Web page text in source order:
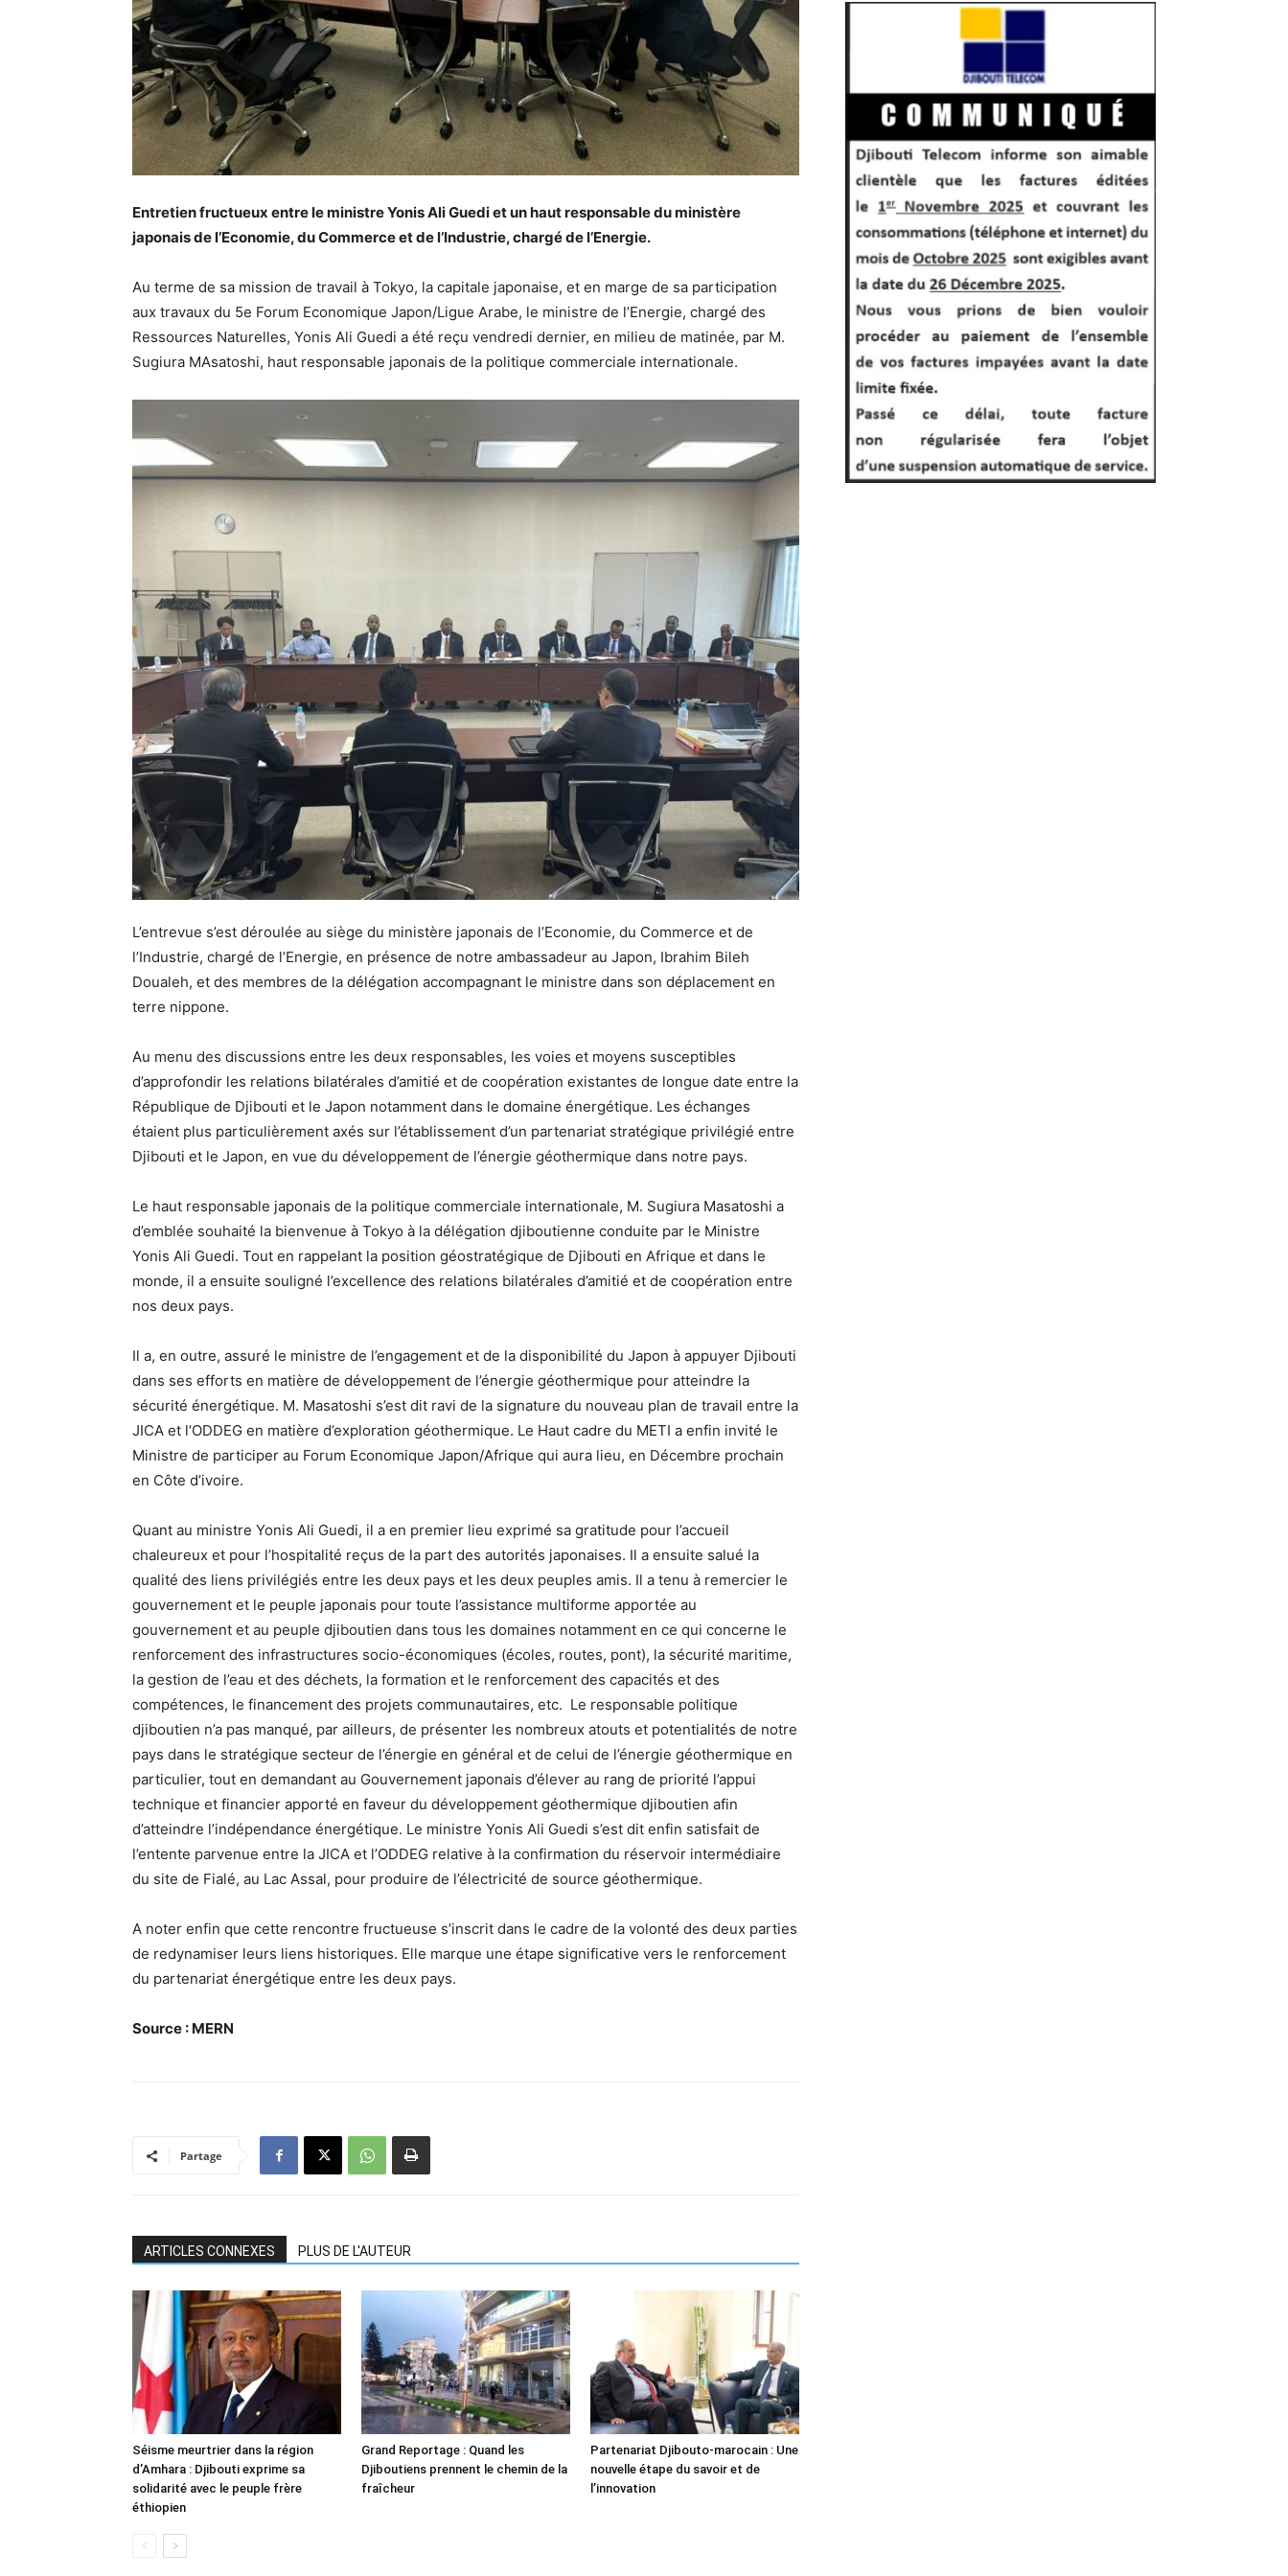
Entretien fructueux entre le ministre Yonis Ali Guedi et un haut responsable du ministère
japonais de l’Economie, du Commerce et de l’Industrie, chargé de l’Energie.
Au terme de sa mission de travail à Tokyo, la capitale japonaise, et en marge de sa participation
aux travaux du 5e Forum Economique Japon/Ligue Arabe, le ministre de l’Energie, chargé des
Ressources Naturelles, Yonis Ali Guedi a été reçu vendredi dernier, en milieu de matinée, par M.
Sugiura MAsatoshi, haut responsable japonais de la politique commerciale internationale.
L’entrevue s’est déroulée au siège du ministère japonais de l’Economie, du Commerce et de
l’Industrie, chargé de l’Energie, en présence de notre ambassadeur au Japon, Ibrahim Bileh
Doualeh, et des membres de la délégation accompagnant le ministre dans son déplacement en
terre nippone.
Au menu des discussions entre les deux responsables, les voies et moyens susceptibles
d’approfondir les relations bilatérales d’amitié et de coopération existantes de longue date entre la
République de Djibouti et le Japon notamment dans le domaine énergétique. Les échanges
étaient plus particulièrement axés sur l’établissement d’un partenariat stratégique privilégié entre
Djibouti et le Japon, en vue du développement de l’énergie géothermique dans notre pays.
Le haut responsable japonais de la politique commerciale internationale, M. Sugiura Masatoshi a
d’emblée souhaité la bienvenue à Tokyo à la délégation djiboutienne conduite par le Ministre
Yonis Ali Guedi. Tout en rappelant la position géostratégique de Djibouti en Afrique et dans le
monde, il a ensuite souligné l’excellence des relations bilatérales d’amitié et de coopération entre
nos deux pays.
Il a, en outre, assuré le ministre de l’engagement et de la disponibilité du Japon à appuyer Djibouti
dans ses efforts en matière de développement de l’énergie géothermique pour atteindre la
sécurité énergétique. M. Masatoshi s’est dit ravi de la signature du nouveau plan de travail entre la
JICA et l’ODDEG en matière d’exploration géothermique. Le Haut cadre du METI a enfin invité le
Ministre de participer au Forum Economique Japon/Afrique qui aura lieu, en Décembre prochain
en Côte d’ivoire.
Quant au ministre Yonis Ali Guedi, il a en premier lieu exprimé sa gratitude pour l’accueil
chaleureux et pour l’hospitalité reçus de la part des autorités japonaises. Il a ensuite salué la
qualité des liens privilégiés entre les deux pays et les deux peuples amis. Il a tenu à remercier le
gouvernement et le peuple japonais pour toute l’assistance multiforme apportée au
gouvernement et au peuple djiboutien dans tous les domaines notamment en ce qui concerne le
renforcement des infrastructures socio-économiques (écoles, routes, pont), la sécurité maritime,
la gestion de l’eau et des déchets, la formation et le renforcement des capacités et des
compétences, le financement des projets communautaires, etc. Le responsable politique
djiboutien n’a pas manqué, par ailleurs, de présenter les nombreux atouts et potentialités de notre
pays dans le stratégique secteur de l’énergie en général et de celui de l’énergie géothermique en
particulier, tout en demandant au Gouvernement japonais d’élever au rang de priorité l’appui
technique et financier apporté en faveur du développement géothermique djiboutien afin
d’atteindre l’indépendance énergétique. Le ministre Yonis Ali Guedi s’est dit enfin satisfait de
l’entente parvenue entre la JICA et l’ODDEG relative à la confirmation du réservoir intermédiaire
du site de Fialé, au Lac Assal, pour produire de l’électricité de source géothermique.
A noter enfin que cette rencontre fructueuse s’inscrit dans le cadre de la volonté des deux parties
de redynamiser leurs liens historiques. Elle marque une étape significative vers le renforcement
du partenariat énergétique entre les deux pays.
Source : MERN
Partage
ARTICLES CONNEXES PLUS DE L'AUTEUR
Séisme meurtrier dans la région
d’Amhara : Djibouti exprime sa
solidarité avec le peuple frère
éthiopien
Grand Reportage : Quand les
Djiboutiens prennent le chemin de la
fraîcheur
Partenariat Djibouto-marocain : Une
nouvelle étape du savoir et de
l’innovation